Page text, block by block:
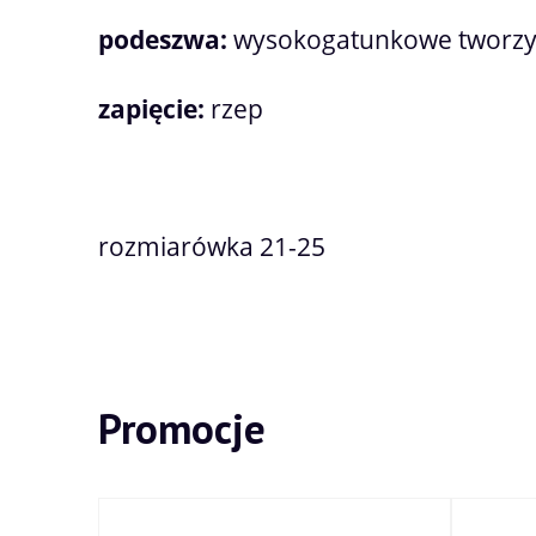
podeszwa: wysokogatunkowe
zapięcie: rzep
rozmiarówka 21-25
Promocje